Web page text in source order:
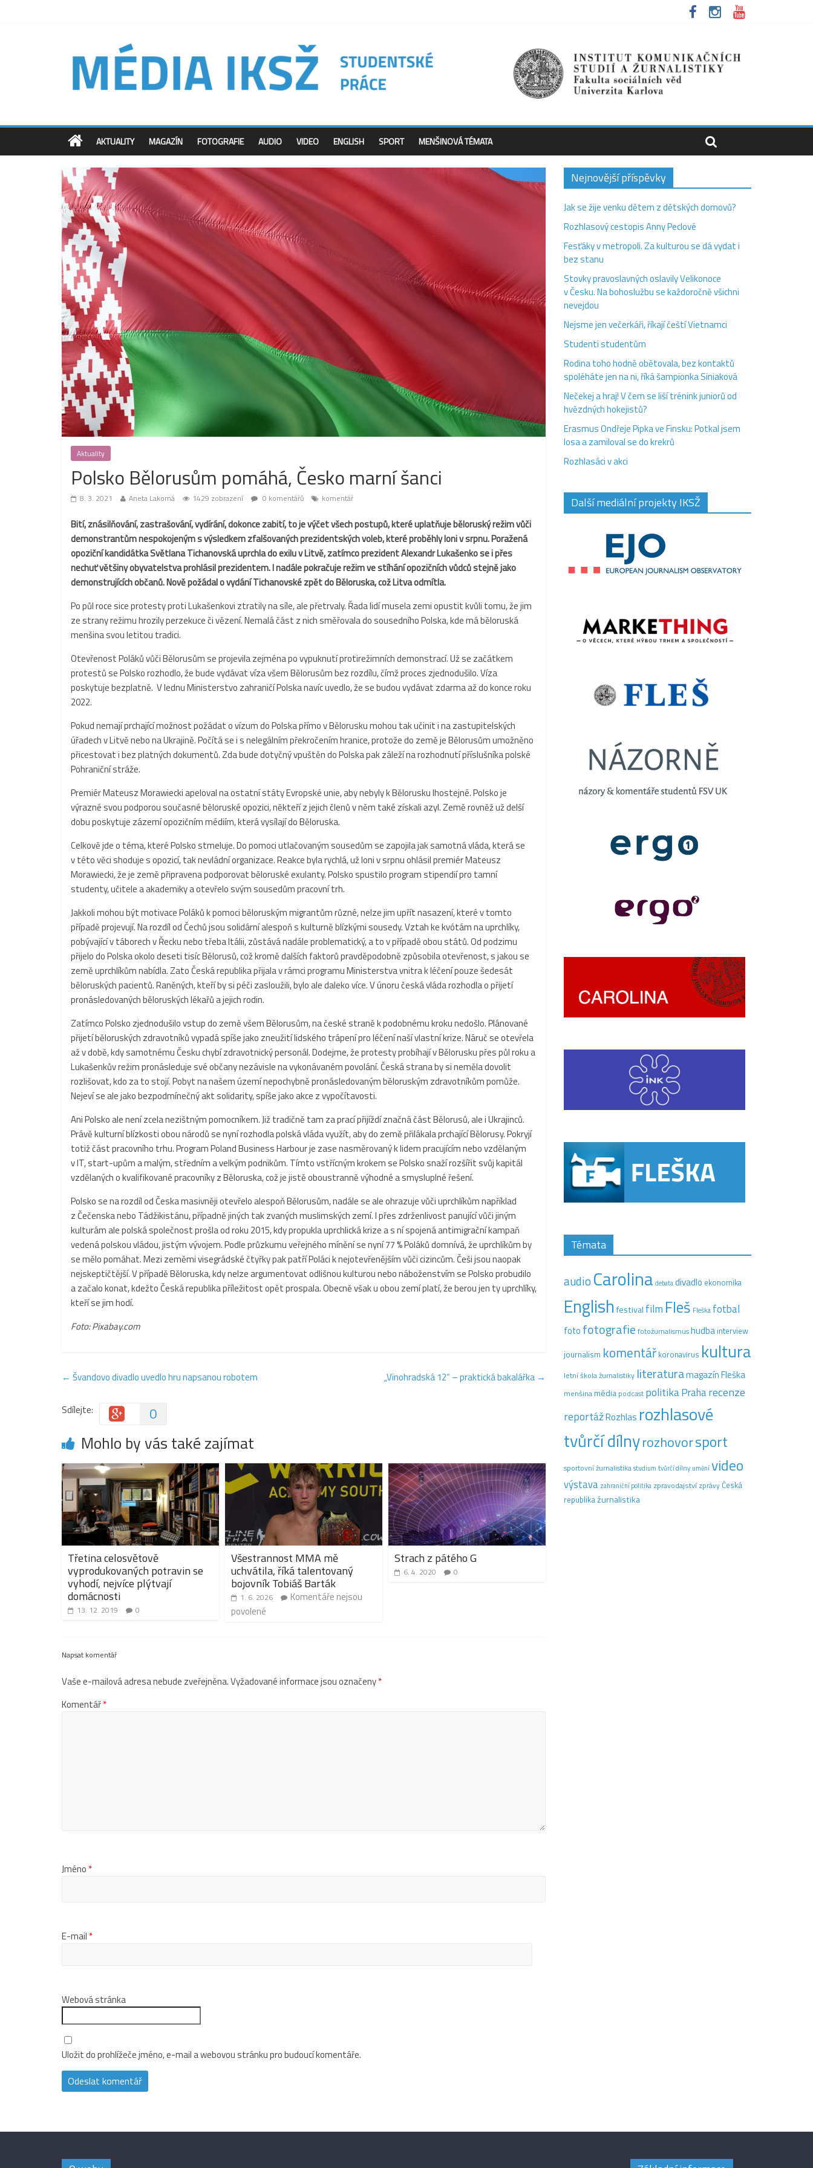
AKTUALITY MAGAZÍN FOTOGRAFIE AUDIO VIDEO ENGLISH SPORT MENŠINOVÁ TÉMATA
Aktuality
Polsko Bělorusům pomáhá, Česko marní šanci
8. 3. 2021 Aneta Lakomá 1429 zobrazení 0 komentářů komentář
Bití, znásilňování, zastrašování, vydírání, dokonce zabití, to je výčet všech postupů, které uplatňuje běloruský režim vůči
demonstrantům nespokojeným s výsledkem zfalšovaných prezidentských voleb, které proběhly loni v srpnu. Poražená
opoziční kandidátka Světlana Tichanovská uprchla do exilu v Litvě, zatímco prezident Alexandr Lukašenko se i přes
nechuť většiny obyvatelstva prohlásil prezidentem. I nadále pokračuje režim ve stíhání opozičních vůdců stejně jako
demonstrujících občanů. Nově požádal o vydání Tichanovské zpět do Běloruska, což Litva odmítla.
Po půl roce sice protesty proti Lukašenkovi ztratily na síle, ale přetrvaly. Řada lidí musela zemi opustit kvůli tomu, že jim
ze strany režimu hrozily perzekuce či vězení. Nemalá část z nich směřovala do sousedního Polska, kde má běloruská
menšina svou letitou tradici.
Otevřenost Poláků vůči Bělorusům se projevila zejména po vypuknutí protirežimních demonstrací. Už se začátkem
protestů se Polsko rozhodlo, že bude vydávat víza všem Bělorusům bez rozdílu, čímž proces zjednodušilo. Víza
poskytuje bezplatně. V lednu Ministerstvo zahraničí Polska navíc uvedlo, že se budou vydávat zdarma až do konce roku
2022.
Pokud nemají prchající možnost požádat o vízum do Polska přímo v Bělorusku mohou tak učinit i na zastupitelských
úřadech v Litvě nebo na Ukrajině. Počítá se i s nelegálním překročením hranice, protože do země je Bělorusům umožněno
přicestovat i bez platných dokumentů. Zda bude dotyčný vpuštěn do Polska pak záleží na rozhodnutí příslušníka polské
Pohraniční stráže.
Premiér Mateusz Morawiecki apeloval na ostatní státy Evropské unie, aby nebyly k Bělorusku lhostejné. Polsko je
výrazné svou podporou současné běloruské opozici, někteří z jejich členů v něm také získali azyl. Země rovněž už delší
dobu poskytuje zázemí opozičním médiím, která vysílají do Běloruska.
Celkově jde o téma, které Polsko stmeluje. Do pomoci utlačovaným sousedům se zapojila jak samotná vláda, která se
v této věci shoduje s opozicí, tak nevládní organizace. Reakce byla rychlá, už loni v srpnu ohlásil premiér Mateusz
Morawiecki, že je země připravena podporovat běloruské exulanty. Polsko spustilo program stipendií pro tamní
studenty, učitele a akademiky a otevřelo svým sousedům pracovní trh.
Jakkoli mohou být motivace Poláků k pomoci běloruským migrantům různé, nelze jim upřít nasazení, které v tomto
případě projevují. Na rozdíl od Čechů jsou solidární alespoň s kulturně blízkými sousedy. Vztah ke kvótám na uprchlíky,
pobývající v táborech v Řecku nebo třeba Itálii, zůstává nadále problematický, a to v případě obou států. Od podzimu
přijelo do Polska okolo deseti tisíc Bělorusů, což kromě dalších faktorů pravděpodobně způsobila otevřenost, s jakou se
země uprchlíkům nabídla. Zato Česká republika přijala v rámci programu Ministerstva vnitra k léčení pouze šedesát
běloruských pacientů. Raněných, kteří by si péči zasloužili, bylo ale daleko více. V únoru česká vláda rozhodla o přijetí
pronásledovaných běloruských lékařů a jejich rodin.
Zatímco Polsko zjednodušilo vstup do země všem Bělorusům, na české straně k podobnému kroku nedošlo. Plánované
přijetí běloruských zdravotníků vypadá spíše jako zneužití lidského trápení pro léčení naší vlastní krize. Náruč se otevřela
až v době, kdy samotnému Česku chybí zdravotnický personál. Dodejme, že protesty probíhají v Bělorusku přes půl roku a
Lukašenkův režim pronásleduje své občany nezávisle na vykonávaném povolání. Česká strana by si neměla dovolit
rozlišovat, kdo za to stojí. Pobyt na našem území nepochybně pronásledovaným běloruským zdravotníkům pomůže.
Nejeví se ale jako bezpodmínečný akt solidarity, spíše jako akce z vypočítavosti.
Ani Polsko ale není zcela nezištným pomocníkem. Již tradičně tam za prací přijíždí značná část Bělorusů, ale i Ukrajinců.
Právě kulturní blízkosti obou národů se nyní rozhodla polská vláda využít, aby do země přilákala prchající Bělorusy. Pokryjí
totiž část pracovního trhu. Program Poland Business Harbour je zase nasměrovaný k lidem pracujícím nebo vzdělaným
v IT, start-upům a malým, středním a velkým podnikům. Tímto vstřícným krokem se Polsko snaží rozšířit svůj kapitál
vzdělaných o kvalifikované pracovníky z Běloruska, což je jistě oboustranně výhodné a smysluplné řešení.
Polsko se na rozdíl od Česka masivněji otevřelo alespoň Bělorusům, nadále se ale ohrazuje vůči uprchlíkům například
z Čečenska nebo Tádžikistánu, případně jiných tak zvaných muslimských zemí. I přes zdrženlivost panující vůči jiným
kulturám ale polská společnost prošla od roku 2015, kdy propukla uprchlická krize a s ní spojená antimigrační kampaň
vedená polskou vládou, jistým vývojem. Podle průzkumu veřejného mínění se nyní 77 % Poláků domnívá, že uprchlíkům by
se mělo pomáhat. Mezi zeměmi visegrádské čtyřky pak patří Poláci k nejotevřenějším vůči cizincům. Češi jsou naopak
nejskeptičtější. V případě Běloruska, kdy nelze argumentovat odlišnou kulturou nebo náboženstvím se Polsko probudilo
a začalo konat, kdežto Česká republika příležitost opět prospala. Obecně však u obou zemí platí, že berou jen ty uprchlíky,
kteří se jim hodí.
Foto: Pixabay.com
← Švandovo divadlo uvedlo hru napsanou robotem „Vinohradská 12“ –⁠ praktická bakalářka →
Sdílejte: 0
Mohlo by vás také zajímat
Třetina celosvětově
vyprodukovaných potravin se
vyhodí, nejvíce plýtvají
domácnosti
13. 12. 2019 0
Všestrannost MMA mě
uchvátila, říká talentovaný
bojovník Tobiáš Barták
1. 6. 2026
Komentáře nejsou
povolené
Strach z pátého G
6. 4. 2020 0
Napsat komentář
Vaše e-mailová adresa nebude zveřejněna.Vyžadované informace jsou označeny*
Komentář*
Jméno *
E-mail *
Webová stránka
Uložit do prohlížeče jméno, e-mail a webovou stránku pro budoucí komentáře.
Nejnovější příspěvky
Jak se žije venku dětem z dětských domovů?
Rozhlasový cestopis Anny Peclové
Fesťáky v metropoli. Za kulturou se dá vydat i
bez stanu
Stovky pravoslavných oslavily Velikonoce
v Česku. Na bohoslužbu se každoročně všichni
nevejdou
Nejsme jen večerkáři, říkají čeští Vietnamci
Studenti studentům
Rodina toho hodně obětovala, bez kontaktů
spoléháte jen na ni, říká šampionka Siniaková
Nečekej a hraj! V čem se liší trénink juniorů od
hvězdných hokejistů?
Erasmus Ondřeje Pipka ve Finsku: Potkal jsem
losa a zamiloval se do krekrů
Rozhlasáci v akci
Další mediální projekty IKSŽ
Témata
audio Carolina debatadivadlo ekonomika
Englishfestival film Fleš Fleška fotbal
foto fotografie fotožurnalismushudba interview
journalism komentář koronavirus kultura
letní škola žurnalistiky literaturamagazín Fleška
menšinamédia podcast politikaPraharecenze
reportážRozhlas rozhlasové
tvůrčí dílnyrozhovorsport
sportovní žurnalistikastudium tvůrčí dílny uměnívideo
výstava zahraniční politika zpravodajství zprávyČeská
republikažurnalistika